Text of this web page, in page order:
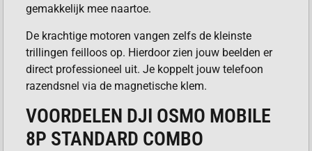
gemakkelijk mee naartoe.
De krachtige motoren vangen zelfs de kleinste
trillingen feilloos op. Hierdoor zien jouw beelden er
direct professioneel uit. Je koppelt jouw telefoon
razendsnel via de magnetische klem.
VOORDELEN DJI OSMO MOBILE
8P STANDARD COMBO